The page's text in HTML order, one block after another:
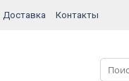
Доставка Контакты